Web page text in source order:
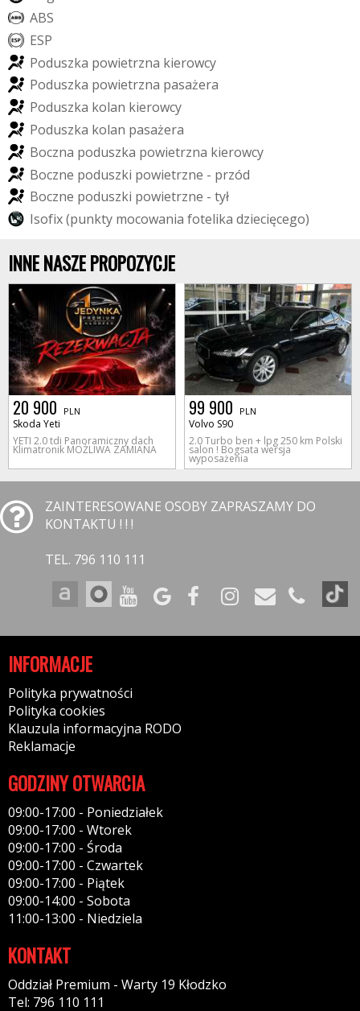
ABS
ESP
Poduszka powietrzna kierowcy
Poduszka powietrzna pasażera
Poduszka kolan kierowcy
Poduszka kolan pasażera
Boczna poduszka powietrzna kierowcy
Boczne poduszki powietrzne - przód
Boczne poduszki powietrzne - tył
Isofix(punkty mocowania fotelika dziecięcego)
INNE NASZE PROPOZYCJE
20 900 PLN
Skoda Yeti
YETI 2.0 tdi Panoramiczny dach
Klimatronik MOŻLIWA ZAMIANA
99 900 PLN
Volvo S90
2.0 Turbo ben + lpg 250 km Polski
salon ! Bogsata wersja
wyposażenia
ZAINTERESOWANE OSOBY ZAPRASZAMY DO
KONTAKTU ! ! !
TEL. 796 110 111
INFORMACJE
Polityka prywatności
Polityka cookies
Klauzula informacyjna RODO
Reklamacje
GODZINY OTWARCIA
09:00-17:00 - Poniedziałek
09:00-17:00 - Wtorek
09:00-17:00 - Środa
09:00-17:00 - Czwartek
09:00-17:00 - Piątek
09:00-14:00 - Sobota
11:00-13:00 - Niedziela
KONTAKT
Oddział Premium - Warty 19 Kłodzko
Tel: 796 110 111